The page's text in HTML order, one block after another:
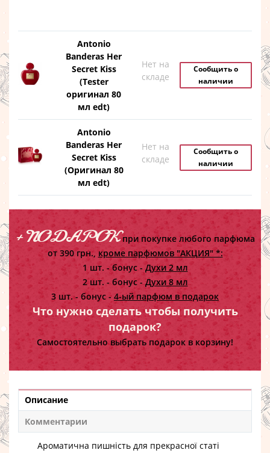
Antonio
Banderas Her
Secret Kiss
(Tester
оригинал 80
мл edt)
Нет на
складе
Сообщить о
наличии
Antonio
Banderas Her
Secret Kiss
(Оригинал 80
мл edt)
Нет на
складе
Сообщить о
наличии
+ ПОДАРОКпри покупке любого парфюма
от 390 грн., кроме парфюмов "АКЦИЯ" *:
1 шт. - бонус - Духи 2 мл
2 шт. - бонус -Духи 8 мл
3 шт. - бонус - 4-ый парфюм в подарок
Что нужно сделать чтобы получить
подарок?
Самостоятельно выбрать подарок в корзину!
Описание
Комментарии
Ароматична пишність для прекрасної статі